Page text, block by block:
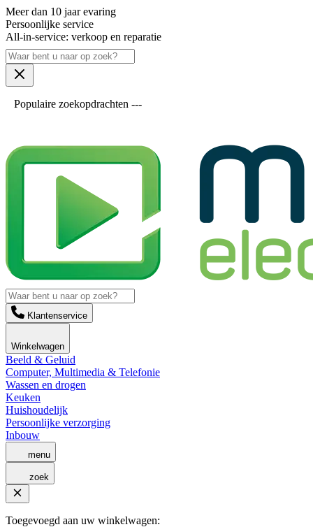
Meer dan 10 jaar evaring
Persoonlijke service
All-in-service: verkoop en reparatie
Populaire zoekopdrachten ---
Klantenservice
Winkelwagen
Beeld & Geluid
Computer, Multimedia & Telefonie
Wassen en drogen
Keuken
Huishoudelijk
Persoonlijke verzorging
Inbouw
menu
zoek
Toegevoegd aan uw winkelwagen: